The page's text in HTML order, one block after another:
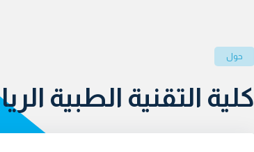
حول
كلية التقنية الطبية